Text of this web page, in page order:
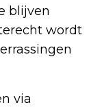
blijven
wordt
via